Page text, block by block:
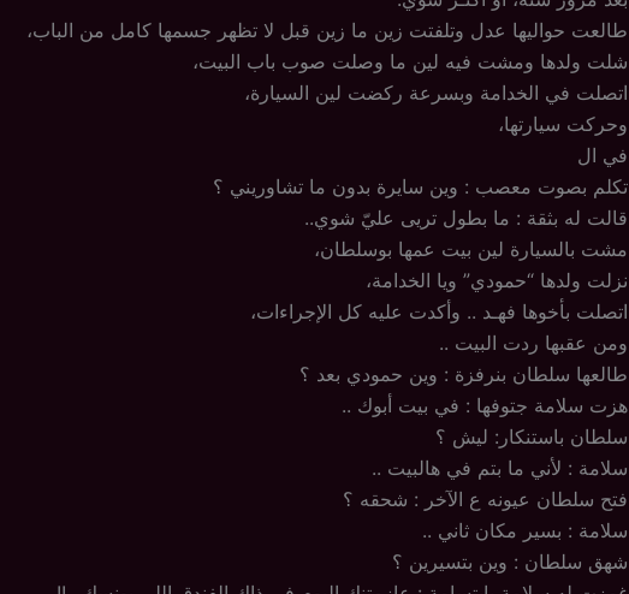
طالعت حواليها عدل وتلفتت زين ما زين قبل لا تظهر جسمها كامل من الباب،
شلت ولدها ومشت فيه لين ما وصلت صوب باب البيت،
اتصلت في الخدامة وبسرعة ركضت لين السيارة،
وحركت سيارتها،
في ال
تكلم بصوت معصب : وين سايرة بدون ما تشاوريني ؟
قالت له بثقة : ما بطول تريى عليّ شوي..
مشت بالسيارة لين بيت عمها بوسلطان،
نزلت ولدها “حمودي” ويا الخدامة،
اتصلت بأخوها فهـد .. وأكدت عليه كل الإجراءات،
ومن عقبها ردت البيت ..
طالعها سلطان بنرفزة : وين حمودي بعد ؟
هزت سلامة جتوفها : في بيت أبوك ..
سلطان باستنكار: ليش ؟
سلامة : لأني ما بتم في هالبيت ..
فتح سلطان عيونه ع الآخر : شحقه ؟
سلامة : بسير مكان ثاني ..
شهق سلطان : وين بتسيرين ؟